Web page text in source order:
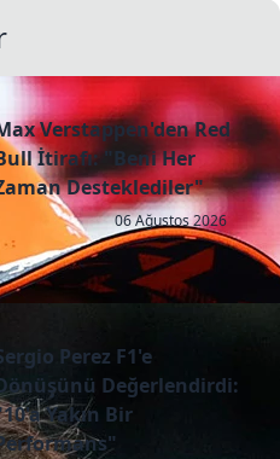
Verstappen'den Red
İtirafı: "Beni Her
Desteklediler"
06 Ağustos 2026
Perez F1'e
Değerlendirdi:
Yakın Bir